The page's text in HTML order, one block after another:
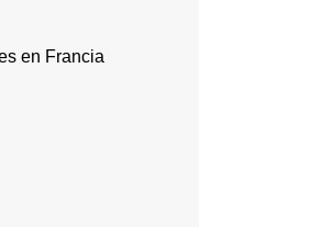
en Francia